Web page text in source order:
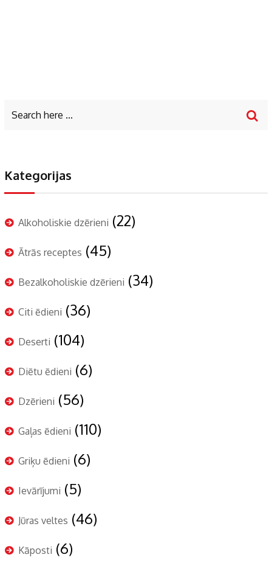
Kategorijas
Alkoholiskie dzērieni (22)
Ātrās receptes (45)
Bezalkoholiskie dzērieni (34)
Citi ēdieni (36)
Deserti (104)
Diētu ēdieni (6)
Dzērieni (56)
Gaļas ēdieni (110)
Griķu ēdieni (6)
Ievārījumi (5)
Jūras veltes (46)
Kāposti (6)